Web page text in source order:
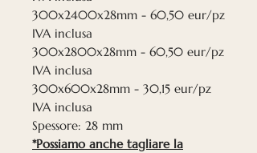
300x2400x28mm - 60,50 eur/pz
IVA inclusa
300x2800x28mm - 60,50 eur/pz
IVA inclusa
300x600x28mm - 30,15 eur/pz
IVA inclusa
Spessore: 28 mm
*Possiamo anche tagliare la